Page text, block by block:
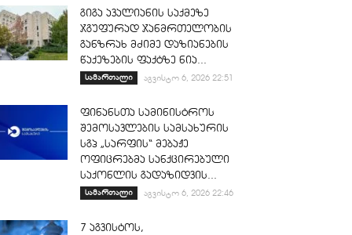
გიგა ავალიანის საქმეზე
ჯგუფურად ჯანმრთელობის
განზრახ მძიმე დაზიანების
წაქეზების ფაქტზე ნია...
სამართალი აგვისტო 6, 2026 22:51
ფინანსთა სამინისტროს
შემოსავლების სამსახურის
სგპ „სარფის“ მებაჟე
ოფიცრებმა სანქცირებული
საქონლის გადაზიდვის...
სამართალი აგვისტო 6, 2026 22:46
7 აგვისტოს,